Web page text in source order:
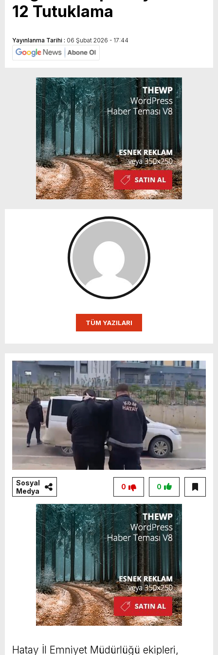
12 Tutuklama
Yayınlanma Tarihi : 06 Şubat 2026 - 17:44
TÜM YAZILARI
Sosyal
Medya
0
0
Hatay İl Emniyet Müdürlüğü ekipleri,